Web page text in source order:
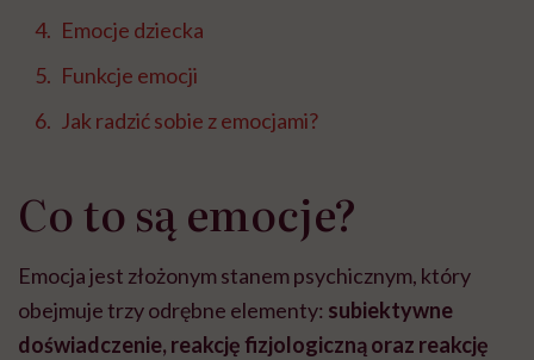
Emocje dziecka
Funkcje emocji
Jak radzić sobie z emocjami?
Co to są emocje?
Emocja jest złożonym stanem psychicznym, który
obejmuje trzy odrębne elementy: subiektywne
doświadczenie, reakcję fizjologiczną oraz reakcję